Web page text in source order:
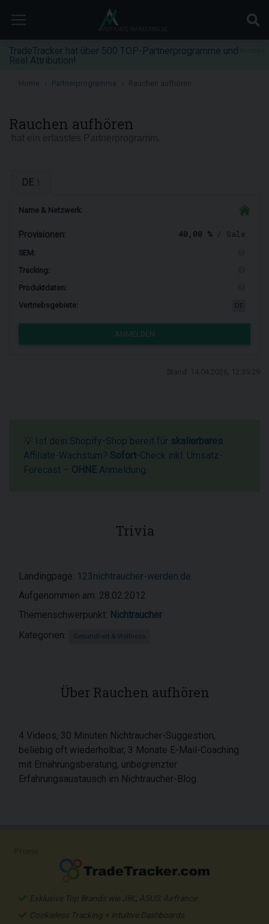
TradeTracker hat über 500 TOP-Partnerprogramme und
Real Attribution!
Home Partnerprogramme
Rauchen aufhören
DE
Name & Netzwerk:
Provisionen: 40,00 % / Sale
SEM:
Tracking:
Produktdaten:
Vertriebsgebiete:
ANMELDEN
💡 Ist dein Shopify-Shop bereit für skalierbares
Affiliate-Wachstum? Sofort-Check inkl. Umsatz-
Forecast – OHNE Anmeldung.
Trivia
Landingpage: 123nichtraucher-werden.de
Aufgenommen am: 28.02.2012
Themenschwerpunkt: Nichtraucher
Kategorien:
Gesundheit & Wellness
Über Rauchen aufhören
4 Videos, 30 Minuten Nichtraucher-Suggestion,
beliebig oft wiederholbar, 3 Monate E-Mail-Coaching
mit Ernährungsberatung, unbegrenzter
Erfahrungsaustausch im Nichtraucher-Blog.
Exklusive Top Brands wie JBL, ASUS, Airfrance
Cookieless Tracking + intuitive Dashboards